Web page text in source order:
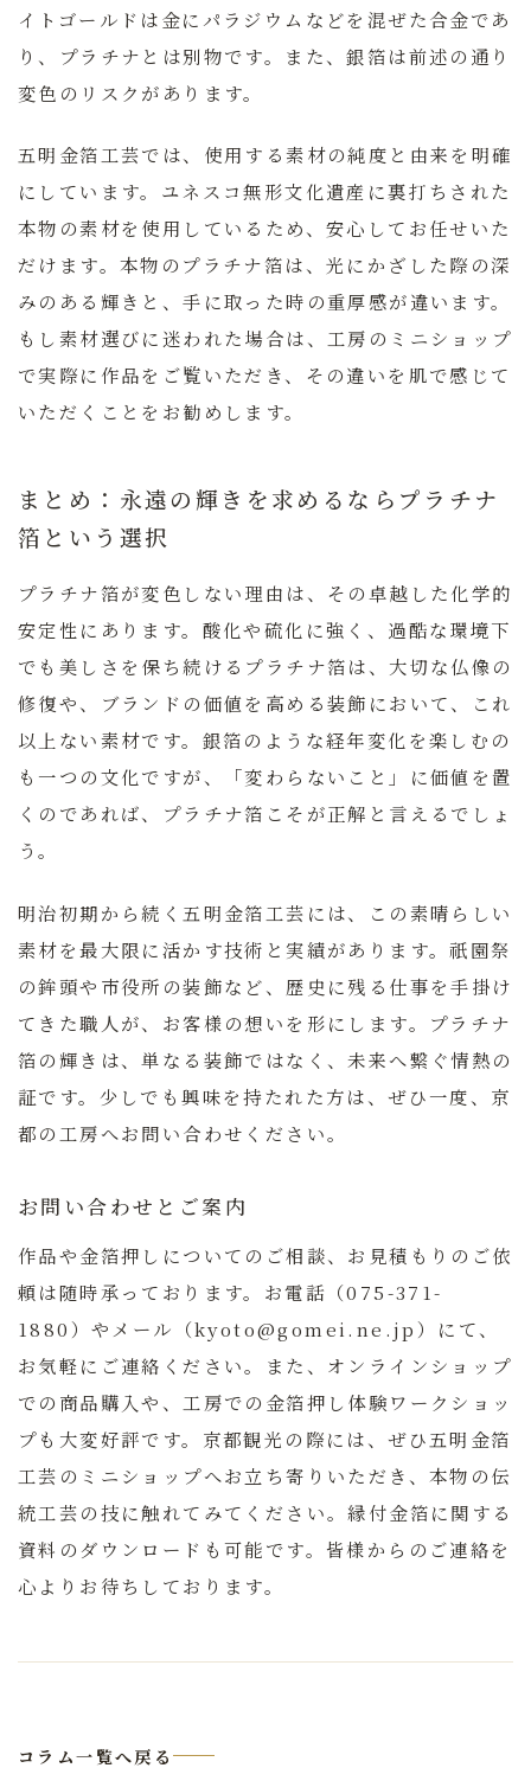
イトゴールドは金にパラジウムなどを混ぜた合金であ
り、プラチナとは別物です。また、銀箔は前述の通り
変色のリスクがあります。
五明金箔工芸では、使用する素材の純度と由来を明確
にしています。ユネスコ無形文化遺産に裏打ちされた
本物の素材を使用しているため、安心してお任せいた
だけます。本物のプラチナ箔は、光にかざした際の深
みのある輝きと、手に取った時の重厚感が違います。
もし素材選びに迷われた場合は、工房のミニショップ
で実際に作品をご覧いただき、その違いを肌で感じて
いただくことをお勧めします。
まとめ：永遠の輝きを求めるならプラチナ
箔という選択
プラチナ箔が変色しない理由は、その卓越した化学的
安定性にあります。酸化や硫化に強く、過酷な環境下
でも美しさを保ち続けるプラチナ箔は、大切な仏像の
修復や、ブランドの価値を高める装飾において、これ
以上ない素材です。銀箔のような経年変化を楽しむの
も一つの文化ですが、「変わらないこと」に価値を置
くのであれば、プラチナ箔こそが正解と言えるでしょ
う。
明治初期から続く五明金箔工芸には、この素晴らしい
素材を最大限に活かす技術と実績があります。祇園祭
の鉾頭や市役所の装飾など、歴史に残る仕事を手掛け
てきた職人が、お客様の想いを形にします。プラチナ
箔の輝きは、単なる装飾ではなく、未来へ繋ぐ情熱の
証です。少しでも興味を持たれた方は、ぜひ一度、京
都の工房へお問い合わせください。
お問い合わせとご案内
作品や金箔押しについてのご相談、お見積もりのご依
頼は随時承っております。お電話（075-371-
1880）やメール（kyoto@gomei.ne.jp）にて、
お気軽にご連絡ください。また、オンラインショップ
での商品購入や、工房での金箔押し体験ワークショッ
プも大変好評です。京都観光の際には、ぜひ五明金箔
工芸のミニショップへお立ち寄りいただき、本物の伝
統工芸の技に触れてみてください。縁付金箔に関する
資料のダウンロードも可能です。皆様からのご連絡を
心よりお待ちしております。
コラム一覧へ戻る